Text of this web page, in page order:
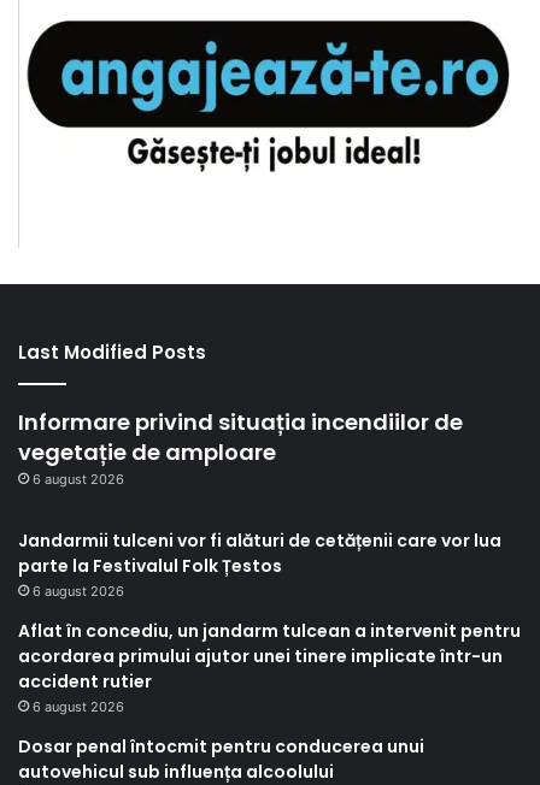
Last Modified Posts
Informare privind situația incendiilor de
vegetație de amploare
6 august 2026
Jandarmii tulceni vor fi alături de cetățenii care vor lua
parte la Festivalul Folk Țestos
6 august 2026
Aflat în concediu, un jandarm tulcean a intervenit pentru
acordarea primului ajutor unei tinere implicate într-un
accident rutier
6 august 2026
Dosar penal întocmit pentru conducerea unui
autovehicul sub influența alcoolului